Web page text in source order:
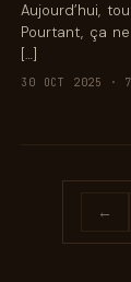
Aujourd’hui,
Pourtant, ça
[…]
30 OCT 2025 · 7
←